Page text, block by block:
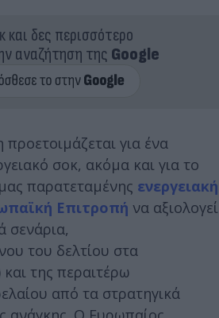
και δες περισσότερο
αναζήτηση της Google
για ένα
σοκ, ακόμα και για το
παρατεταμένης ενεργειακή
Επιτροπή να αξιολογεί
σενάρια,
του δελτίου στα
της περαιτέρω
από τα στρατηγικά